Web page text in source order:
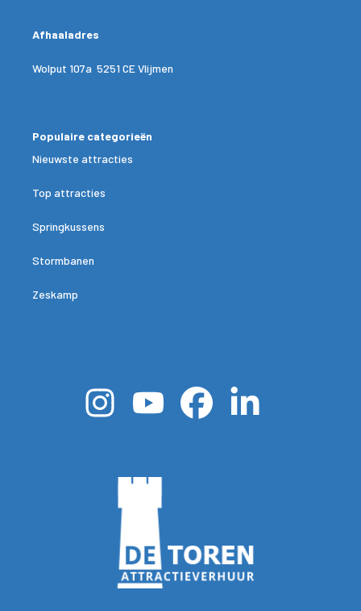
Afhaaladres
Wolput 107a 5251 CE Vlijmen
Populaire categorieën
Nieuwste attracties
Top attracties
Springkussens
Stormbanen
Zeskamp